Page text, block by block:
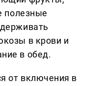
полезные
в крови и
в обед.
от включения в